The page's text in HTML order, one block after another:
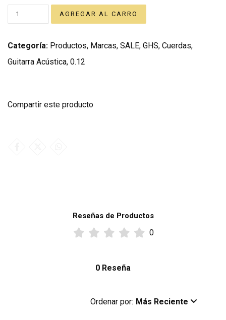
Categoría: Productos, Marcas, SALE, GHS, Cuerdas,
Guitarra Acústica, 0.12
Compartir este producto
Reseñas de Productos
0
0 Reseña
Ordenar por: Más Reciente